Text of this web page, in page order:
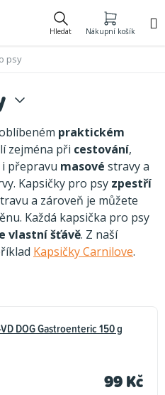
Hledat Nákupní košík
psy
praktickém
zejména při cestování,
přepravu masové stravy a
Kapsičky pro psy zpestří
a zároveň je můžete
Každá kapsička pro psy
vlastní šťávě. Z naší
Kapsičky Carnilove.
DOG Gastroenteric 150 g
99 Kč